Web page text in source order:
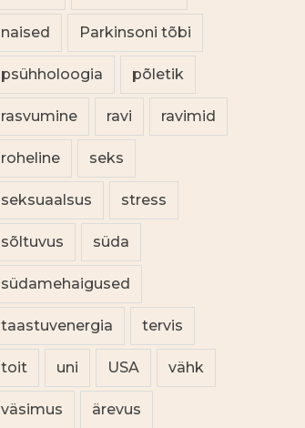
naised Parkinsoni tõbi
psühholoogia põletik
rasvumine ravi ravimid
roheline seks
seksuaalsus stress
sõltuvus süda
südamehaigused
taastuvenergia tervis
toit uni USA vähk
väsimus ärevus